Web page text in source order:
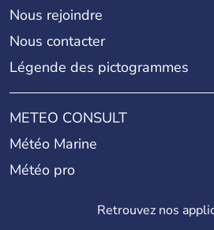
Nous rejoindre
Nous contacter
Légende des pictogrammes
METEO CONSULT
Météo Marine
Météo pro
Retrouvez nos